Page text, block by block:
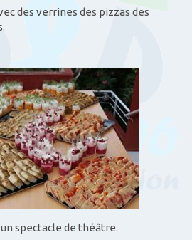
des verrines des pizzas des
spectacle de théâtre.